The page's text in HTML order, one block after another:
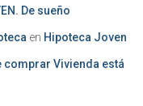
De sueño
en Hipoteca Joven
comprar Vivienda está